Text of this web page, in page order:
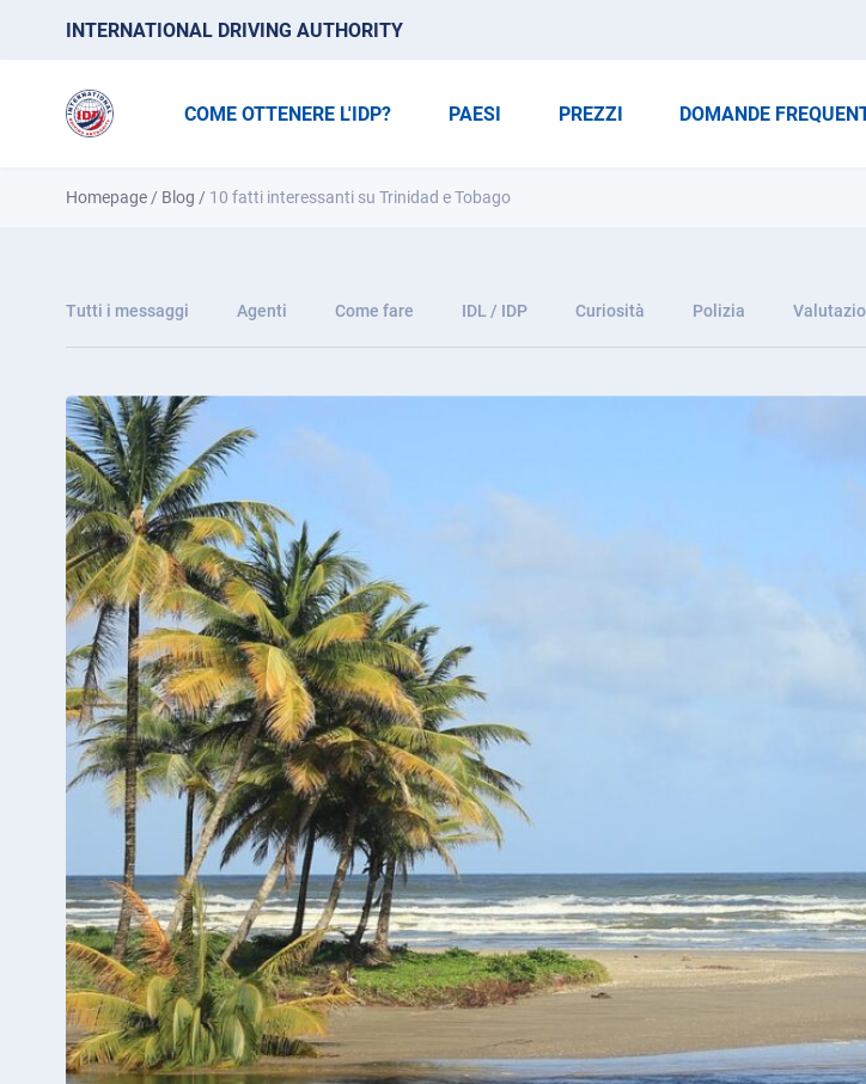
INTERNATIONAL DRIVING AUTHORITY
COME OTTENERE L'IDP? PAESI PREZZI DOMANDE
Homepage / Blog / 10 fatti interessanti su Trinidad e Tobago
Tutti i messaggi Agenti Come fare IDL / IDP Curiosità Polizia